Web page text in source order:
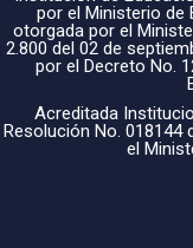
por el Ministerio de
otorgada por el
2.800 del 02 de
por el Decreto No.
Acreditada
Resolución No. 018144
el